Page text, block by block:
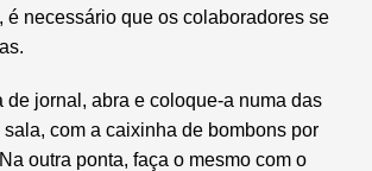
é necessário que os colaboradores se
de jornal, abra e coloque-a numa das
com a caixinha de bombons por
outra ponta, faça o mesmo com o